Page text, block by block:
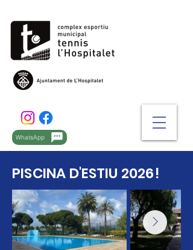
WhatsApp
PISCINA D'ESTIU 2026!